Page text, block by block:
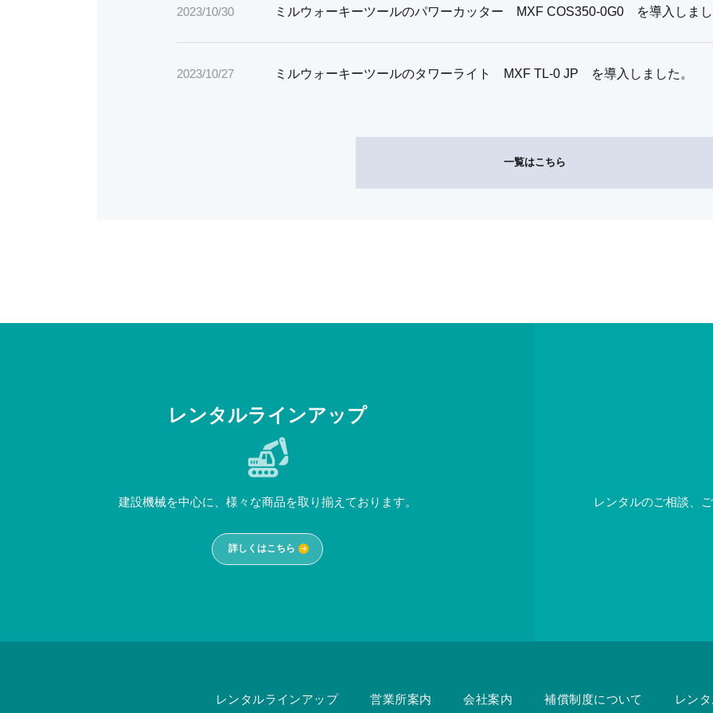
2023/10/30 ミルウォーキーツールのパワーカッター MXF COS350-0G0 を導入しま
2023/10/27 ミルウォーキーツールのタワーライト MXF TL-0 JP を導入しました。
一覧はこちら
レンタルラインアップ
建設機械を中心に、様々な商品を取り揃えております。
詳しくはこちら
レンタルのご相談、
レンタルラインアップ 営業所案内 会社案内 補償制度について レン